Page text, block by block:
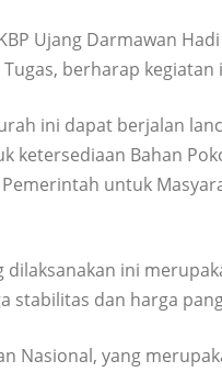
Ujang Darmawan
berharap
ini dapat berjalan
ketersediaan Bahan
untuk
ini
stabilitas dan harga
Nasional, yang